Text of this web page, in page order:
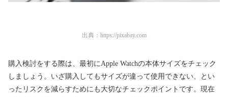
出典： https://pixabay.com
購入検討をする際は、最初にApple Watchの本体サイズをチェック
しましょう。いざ購入してもサイズが違って使用できない、とい
ったリスクを減らすためにも大切なチェックポイントです。現在